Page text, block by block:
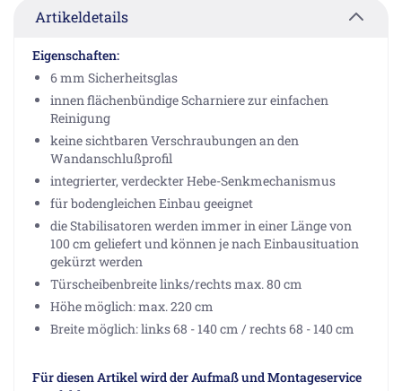
Artikeldetails
Eigenschaften:
6 mm Sicherheitsglas
innen flächenbündige Scharniere zur einfachen
Reinigung
keine sichtbaren Verschraubungen an den
Wandanschlußprofil
integrierter, verdeckter Hebe-Senkmechanismus
für bodengleichen Einbau geeignet
die Stabilisatoren werden immer in einer Länge von
100 cm geliefert und können je nach Einbausituation
gekürzt werden
Türscheibenbreite links/rechts max. 80 cm
Höhe möglich: max. 220 cm
Breite möglich: links 68 - 140 cm / rechts 68 - 140 cm
Für diesen Artikel wird der Aufmaß und Montageservice